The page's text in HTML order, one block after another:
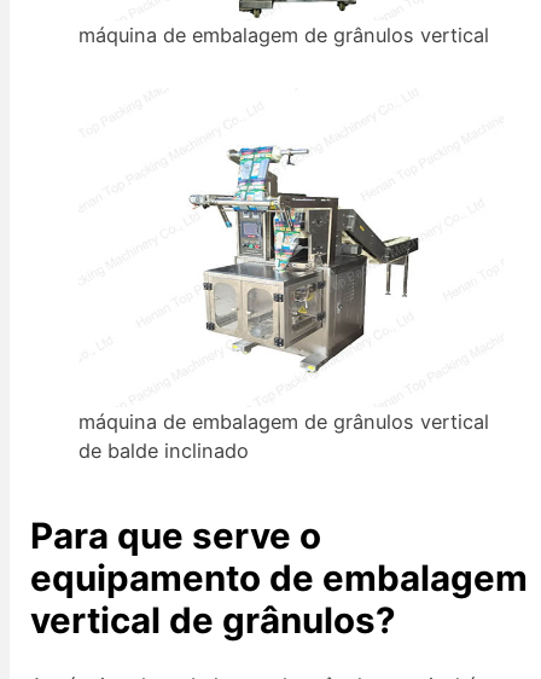
máquina de embalagem de grânulos vertical
máquina de embalagem de grânulos vertical
de balde inclinado
Para que serve o
equipamento de embalagem
vertical de grânulos?